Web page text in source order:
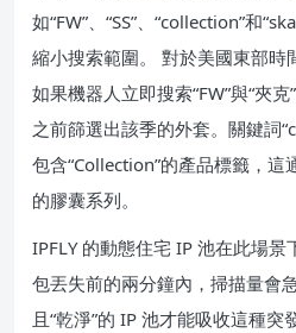
如“FW”、“SS”、“collection”和
縮小搜索範圍。 對於美國東部時
如果機器人立即搜索“FW”與“夾
之前篩選出該季的外套。關鍵詞
包含“Collection”的產品標籤，這
的膠囊系列。
IPFLY 的動態住宅 IP 池在此場
包丟失前的兩分鐘內，掃描量會
且“乾淨”的 IP 池才能吸收這種